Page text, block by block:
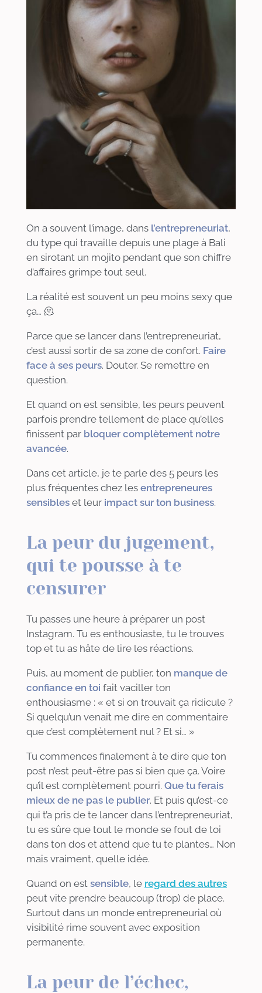
On a souvent l’image, dans l’entrepreneuriat,
du type qui travaille depuis une plage à Bali
en sirotant un mojito pendant que son chiffre
d’affaires grimpe tout seul.
La réalité est souvent un peu moins sexy que
ça… 🫠
Parce que se lancer dans l’entrepreneuriat,
c’est aussi sortir de sa zone de confort. Faire
face à ses peurs. Douter. Se remettre en
question.
Et quand on est sensible, les peurs peuvent
parfois prendre tellement de place qu’elles
finissent par bloquer complètement notre
avancée.
Dans cet article, je te parle des 5 peurs les
plus fréquentes chez les entrepreneures
sensibles et leur impact sur ton business.
La peur du jugement,
qui te pousse à te
censurer
Tu passes une heure à préparer un post
Instagram. Tu es enthousiaste, tu le trouves
top et tu as hâte de lire les réactions.
Puis, au moment de publier, ton manque de
confiance en toi fait vaciller ton
enthousiasme : « et si on trouvait ça ridicule ?
Si quelqu’un venait me dire en commentaire
que c’est complètement nul ? Et si… »
Tu commences finalement à te dire que ton
post n’est peut-être pas si bien que ça. Voire
qu’il est complètement pourri. Que tu ferais
mieux de ne pas le publier. Et puis qu’est-ce
qui t’a pris de te lancer dans l’entrepreneuriat,
tu es sûre que tout le monde se fout de toi
dans ton dos et attend que tu te plantes… Non
mais vraiment, quelle idée.
Quand on est sensible, le regard des autres
peut vite prendre beaucoup (trop) de place.
Surtout dans un monde entrepreneurial où
visibilité rime souvent avec exposition
permanente.
La peur de l’échec,